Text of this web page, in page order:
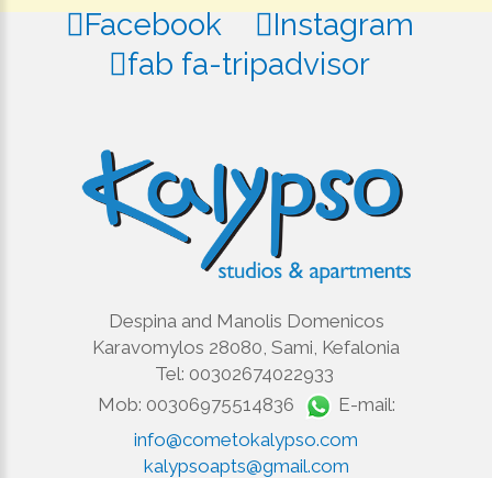
Facebook
Instagram
fab fa-tripadvisor
Despina and Manolis Domenicos
Karavomylos 28080, Sami, Kefalonia
Tel: 00302674022933
Mob: 00306975514836
E-mail:
info@cometokalypso.com
kalypsoapts@gmail.com